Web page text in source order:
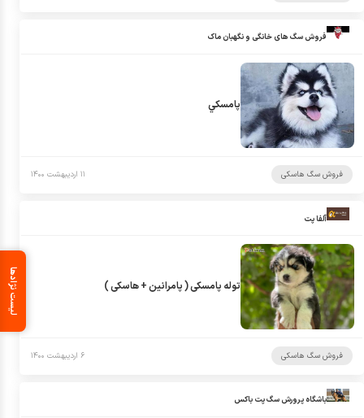
لیست نژادها
فروش سگ های خانگی و نگهبان ماک
پامسكي
فروش سگ هاسکی ۱۱ اردیبهشت ۱۴۰۰
آلفا پت
توله پامسکی ( پامرانین + هاسکی )
فروش سگ هاسکی ۶ اردیبهشت ۱۴۰۰
باشگاه پرورش سگ پت باکس